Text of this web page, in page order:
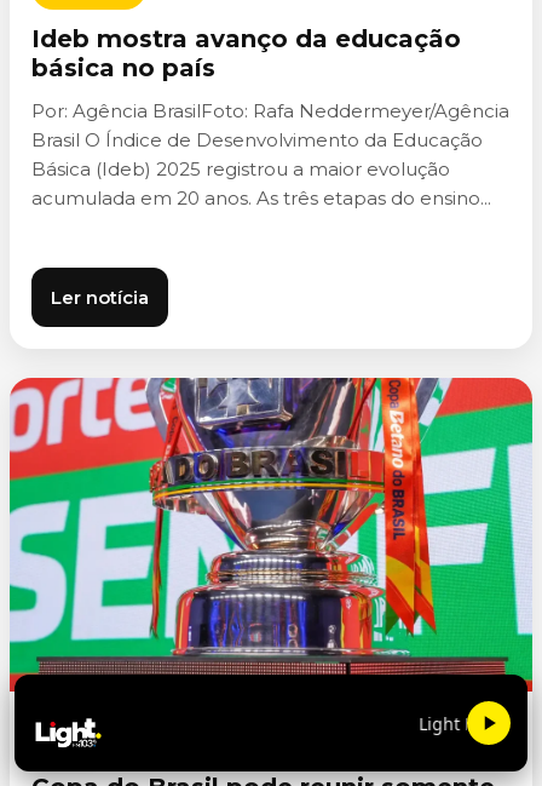
Ideb mostra avanço da educação
básica no país
Por: Agência BrasilFoto: Rafa Neddermeyer/Agência
Brasil O Índice de Desenvolvimento da Educação
Básica (Ideb) 2025 registrou a maior evolução
acumulada em 20 anos. As três etapas do ensino...
Ler notícia
ESPORTES
Light FM 103.9